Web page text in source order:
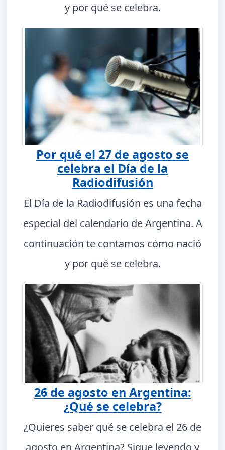
y por qué se celebra.
Por qué el 27 de agosto se
celebra el Día de la
Radiodifusión
El Día de la Radiodifusión es una fecha
especial del calendario de Argentina. A
continuación te contamos cómo nació
y por qué se celebra.
26 de agosto en Argentina:
¿Qué se celebra?
¿Quieres saber qué se celebra el 26 de